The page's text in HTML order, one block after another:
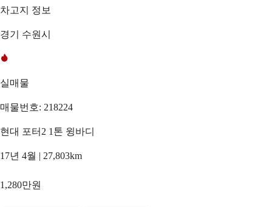
차고지 정보
경기 수원시
실매물
매물번호: 218224
현대 포터2 1톤 윙바디
17년 4월 | 27,803km
1,280만원